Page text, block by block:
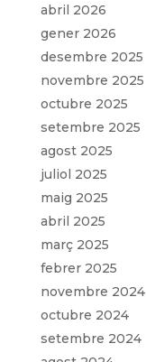
abril 2026
gener 2026
desembre 2025
novembre 2025
octubre 2025
setembre 2025
agost 2025
juliol 2025
maig 2025
abril 2025
març 2025
febrer 2025
novembre 2024
octubre 2024
setembre 2024